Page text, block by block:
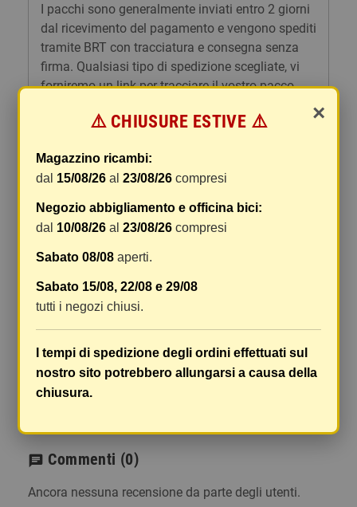
I pacchi sono generalmente inviati entro 2 giorni
dal ricevimento del pagamento e vengono spediti
tramite BRT con tracciatura e consegna senza
firma. Qualsiasi tipo di spedizione scegliate, vi
forniremo un link per tracciare il vostro pacco
Le spese di spedizione comprendono gli oneri di
gestione e imballaggio e le spese postali. I costi
di gestione sono fissi, mentre i costi di trasporto
variano a seconda del peso totale della
spedizione. Vi consigliamo di raggruppare i
vostri articoli in un unico ordine. Non ci è
effettuati separatamente, pertanto le spese di
spedizione saranno addebitate per ognuno di
essi. Il vostro pacco sarà inviato a vostro rischio,
Le scatole hanno dimensioni adeguatamente
ampie e i vostri articoli son ben protetti.
chat Commenti (0)
Ancora nessuna recensione da parte degli utenti.
×
⚠️ CHIUSURE ESTIVE ⚠️
Magazzino ricambi:
dal 15/08/26 al23/08/26 compresi
Negozio abbigliamento e officina bici:
dal 10/08/26 al23/08/26 compresi
Sabato 08/08 aperti.
Sabato 15/08, 22/08 e 29/08
tutti i negozi chiusi.
I tempi di spedizione degli ordini effettuati sul
nostro sito potrebbero allungarsi a causa della
chiusura.